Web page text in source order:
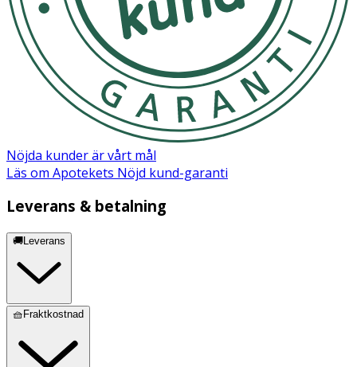
Nöjda kunder är vårt mål
Läs om Apotekets Nöjd kund-garanti
Leverans & betalning
🚚Leverans
🧺Fraktkostnad